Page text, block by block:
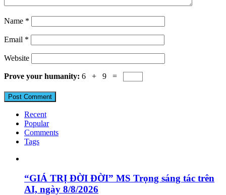
Name *
Email *
Website
Prove your humanity: 6 + 9 =
Recent
Popular
Comments
Tags
“GIÁ TRỊ ĐỜI ĐỜI” MS Trọng sáng tác trên
AI, ngày 8/8/2026